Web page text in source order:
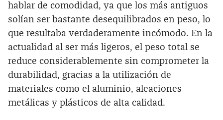
hablar de comodidad, ya que los más antiguos
solían ser bastante desequilibrados en peso, lo
que resultaba verdaderamente incómodo. En la
actualidad al ser más ligeros, el peso total se
reduce considerablemente sin comprometer la
durabilidad, gracias a la utilización de
materiales como el aluminio, aleaciones
metálicas y plásticos de alta calidad.